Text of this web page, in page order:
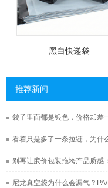
黑白快递袋
推荐新闻